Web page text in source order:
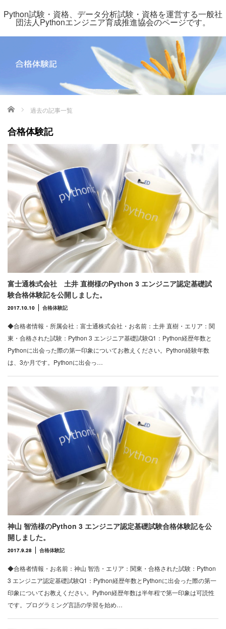
Python試験・資格、データ分析試験・資格を運営する一般社
団法人Pythonエンジニア育成推進協会のページです。
ホーム 過去の記事一覧
合格体験記
富士通株式会社 土井 直樹様のPython 3 エンジニア認定基礎試
験合格体験記を公開しました。
2017.10.10 合格体験記
◆合格者情報・所属会社：富士通株式会社・お名前：土井 直樹・エリア：関
東・合格された試験：Python 3 エンジニア基礎試験Q1：Python経歴年数と
Pythonに出会った際の第一印象についてお教えください。Python経験年数
は、3か月です。Pythonに出会っ…
神山 智浩様のPython 3 エンジニア認定基礎試験合格体験記を公
開しました。
2017.9.28 合格体験記
◆合格者情報・お名前：神山 智浩・エリア：関東・合格された試験：Python
3 エンジニア認定基礎試験Q1：Python経歴年数とPythonに出会った際の第一
印象についてお教えください。Python経歴年数は半年程で第一印象は可読性
です。プログラミング言語の学習を始め…